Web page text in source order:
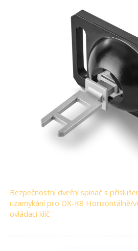
Bezpečnostní dveřní spínač s
uzamykání pro OX-K8 Horizontálně/
ovládací klíč